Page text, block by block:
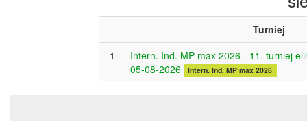
Turniej
1
Intern. Ind. MP max 2026 - 11. turniej
05-08-2026
Intern. Ind. MP max 2026